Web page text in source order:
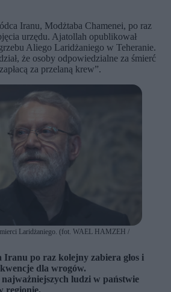
Iranu, Modżtaba Chamenei, po raz
urzędu. Ajatollah opublikował
Aliego Laridżaniego w Teheranie.
że osoby odpowiedzialne za śmierć
za przelaną krew”.
Laridżaniego. (fot. WAEL HAMZEH /
po raz kolejny zabiera głos i
dla wrogów.
najważniejszych ludzi w państwie